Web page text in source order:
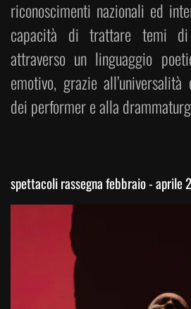
riconoscimenti nazionali ed
capacità di trattare temi di
attraverso un linguaggio
emotivo, grazie
dei performer e alla
spettacoli rassegna febbraio - aprile